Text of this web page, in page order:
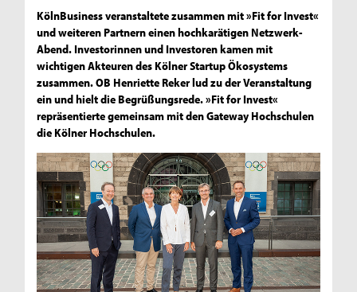
KölnBusiness veranstaltete zusammen mit »Fit for Invest«
und weiteren Partnern einen hochkarätigen Netzwerk-
Abend. Investorinnen und Investoren kamen mit
wichtigen Akteuren des Kölner Startup Ökosystems
zusammen. OB Henriette Reker lud zu der Veranstaltung
ein und hielt die Begrüßungsrede. »Fit for Invest«
repräsentierte gemeinsam mit den Gateway Hochschulen
die Kölner Hochschulen.